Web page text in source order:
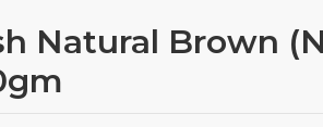
Natural Brown